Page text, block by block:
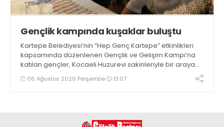
Gençlik kampında kuşaklar buluştu
Kartepe Belediyesi’nin “Hep Genç Kartepe” etkinlikleri
kapsamında düzenlenen Gençlik ve Gelişim Kampı’na
katılan gençler, Kocaeli Huzurevi sakinleriyle bir araya
geldi06 Ağustos 2026 Perşembe 13:07